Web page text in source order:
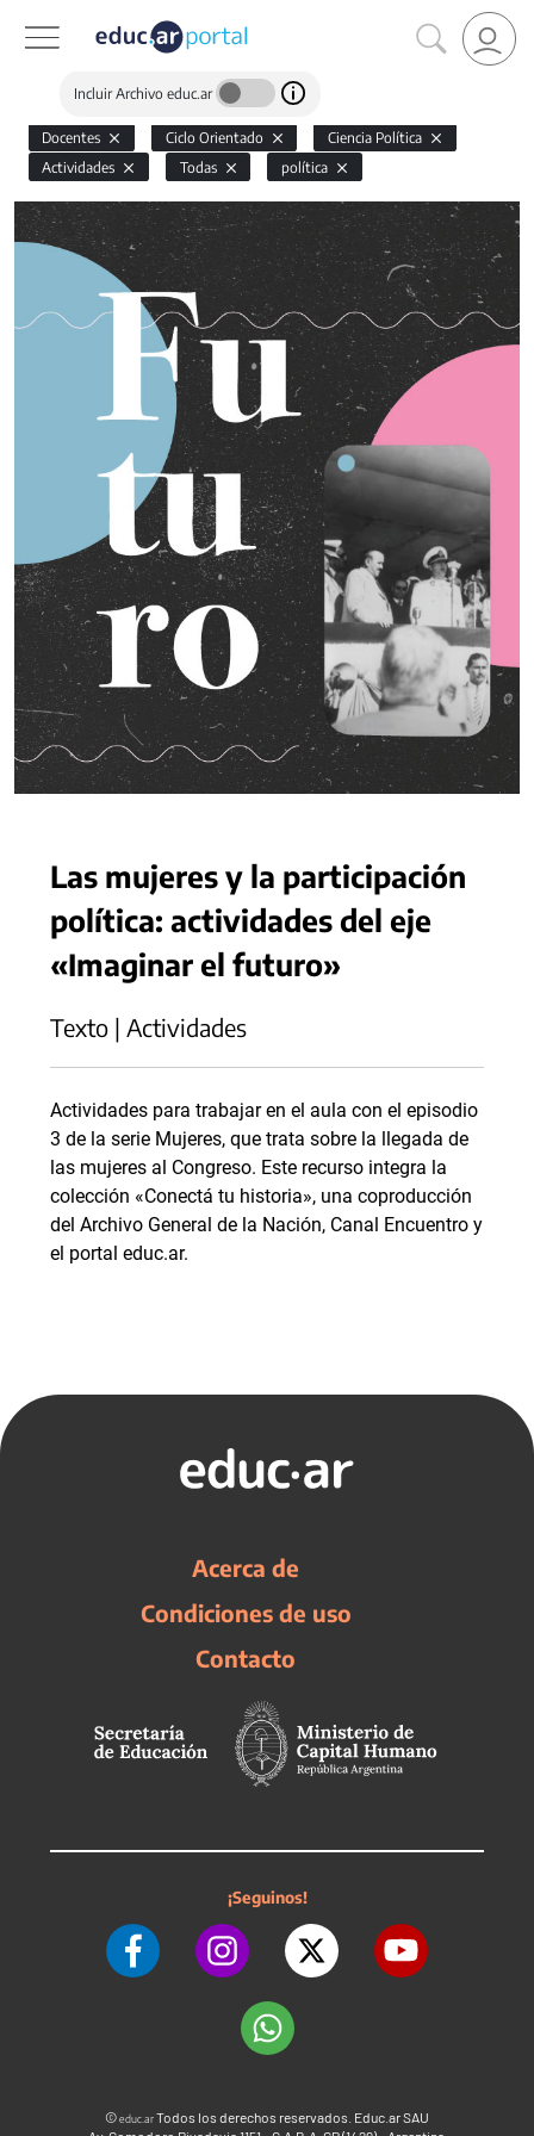
Incluir Archivo educ.ar
Docentes Ciclo Orientado
Ciencia Política
Actividades
Todas política
Las mujeres y la participación
política: actividades del eje
«Imaginar el futuro»
Texto | Actividades
Actividades para trabajar en el aula con el episodio
3 de la serie Mujeres, que trata sobre la llegada de
las mujeres al Congreso. Este recurso integra la
colección «Conectá tu historia», una coproducción
del Archivo General de la Nación, Canal Encuentro y
el portal educ.ar.
Acerca de
Condiciones de uso
Contacto
¡Seguinos!
©educ.arTodos los derechos reservados. Educ.ar SAU